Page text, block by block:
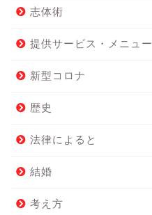
志体術
提供サービス・メニュー
新型コロナ
歴史
法律によると
結婚
考え方